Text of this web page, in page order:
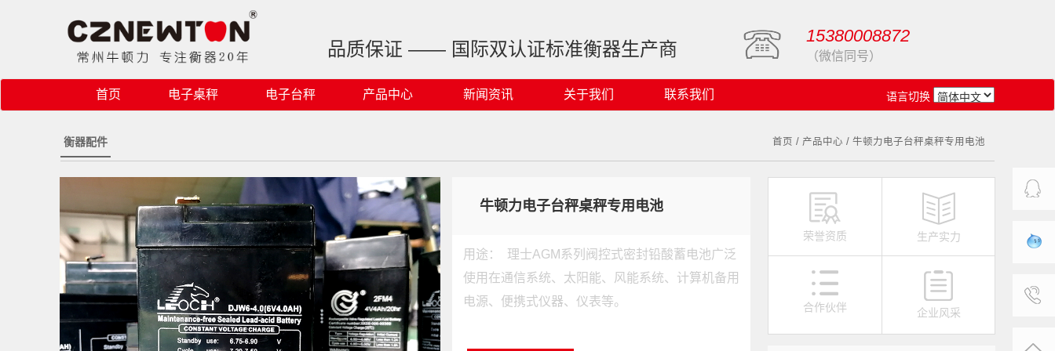
品质保证 —— 国际双认证标准衡器生产商
15380008872
（微信同号）
首页 电子桌秤 电子台秤 产品中心 新闻资讯 关于我们 联系我们 语言切换
衡器配件 首页 / 产品中心 / 牛顿力电子台秤桌秤专用电池
牛顿力电子台秤桌秤专用电池
用途： 理士AGM系列阀控式密封铅酸蓄电池广泛
使用在通信系统、太阳能、风能系统、计算机备用
电源、便携式仪器、仪表等。
荣誉资质 生产实力
合作伙伴 企业风采